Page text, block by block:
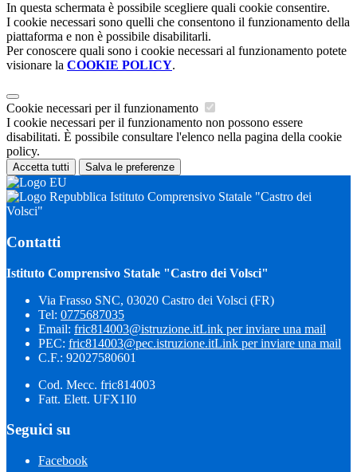
In questa schermata è possibile scegliere quali cookie consentire.
I cookie necessari sono quelli che consentono il funzionamento della
piattaforma e non è possibile disabilitarli.
Per conoscere quali sono i cookie necessari al funzionamento potete
visionare la COOKIE POLICY.
Cookie necessari per il funzionamento
I cookie necessari per il funzionamento non possono essere
disabilitati. È possibile consultare l'elenco nella pagina della cookie
policy.
Accetta tutti Salva le preferenze
Istituto Comprensivo Statale "Castro dei
Volsci"
Contatti
Istituto Comprensivo Statale "Castro dei Volsci"
Via Frasso SNC, 03020 Castro dei Volsci (FR)
Tel: 0775687035
Email: fric814003@istruzione.itLink per inviare una mail
PEC: fric814003@pec.istruzione.itLink per inviare una mail
C.F.: 92027580601
Cod. Mecc. fric814003
Fatt. Elett. UFX1I0
Seguici su
Facebook